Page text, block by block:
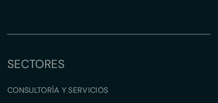
SECTORES
CONSULTORÍA Y SERVICIOS